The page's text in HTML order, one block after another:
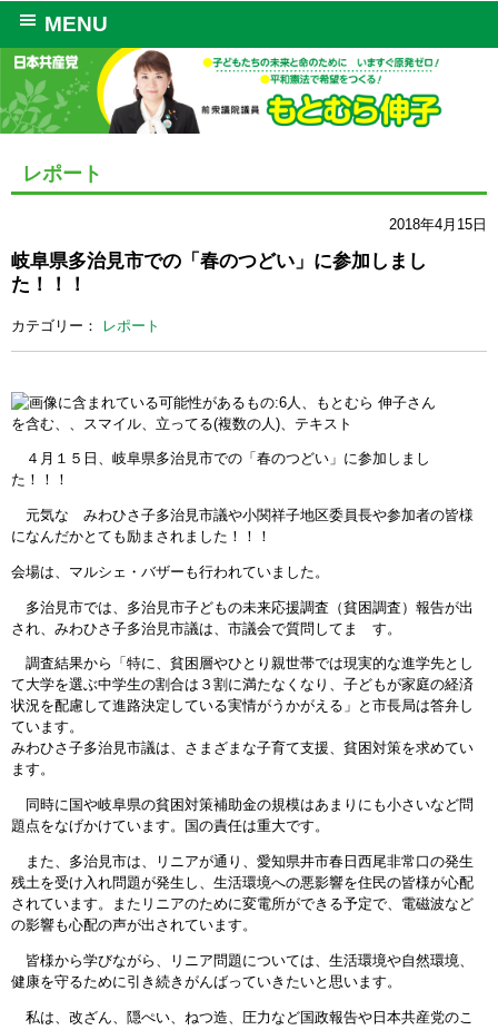
MENU
レポート
2018年4月15日
岐阜県多治見市での「春のつどい」に参加しまし
た！！！
カテゴリー： レポート
４月１５日、岐阜県多治見市での「春のつどい」に参加しまし
た！！！
元気な みわひさ子多治見市議や小関祥子地区委員長や参加者の皆様
になんだかとても励まされました！！！
会場は、マルシェ・バザーも行われていました。
多治見市では、多治見市子どもの未来応援調査（貧困調査）報告が出
され、みわひさ子多治見市議は、市議会で質問してま す。
調査結果から「特に、貧困層やひとり親世帯では現実的な進学先とし
て大学を選ぶ中学生の割合は３割に満たなくなり、子どもが家庭の経済
状況を配慮して進路決定している実情がうかがえる」と市長局は答弁し
ています。
みわひさ子多治見市議は、さまざまな子育て支援、貧困対策を求めてい
ます。
同時に国や岐阜県の貧困対策補助金の規模はあまりにも小さいなど問
題点をなげかけています。国の責任は重大です。
また、多治見市は、リニアが通り、愛知県井市春日西尾非常口の発生
残土を受け入れ問題が発生し、生活環境への悪影響を住民の皆様が心配
されています。またリニアのために変電所ができる予定で、電磁波など
の影響も心配の声が出されています。
皆様から学びながら、リニア問題については、生活環境や自然環境、
健康を守るために引き続きがんばっていきたいと思います。
私は、改ざん、隠ぺい、ねつ造、圧力など国政報告や日本共産党のこ